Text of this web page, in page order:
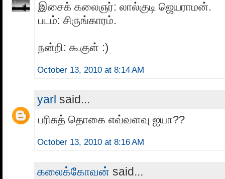
இசைக் கலைஞர்: லால்குடி ஜெயராமன்.
படம்: சிருங்காரம்.
நன்றி: கூகுள் :)
October 13, 2010 at 8:14 AM
yarl said...
பரிசுத் தொகை எவ்வளவு ஐயா??
October 13, 2010 at 8:16 AM
கலைக்கோவன் said...